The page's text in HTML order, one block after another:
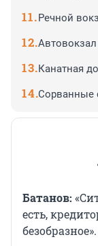
Речной
Канатная
Сорванные
Батанов:
есть,
безобразное».